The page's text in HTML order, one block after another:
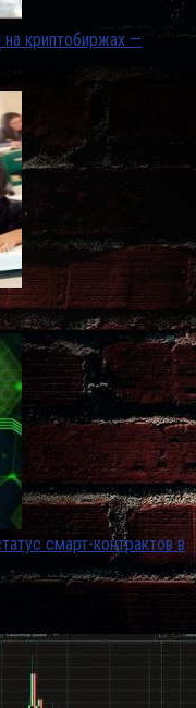
на криптобиржах —
смарт-контрактов в